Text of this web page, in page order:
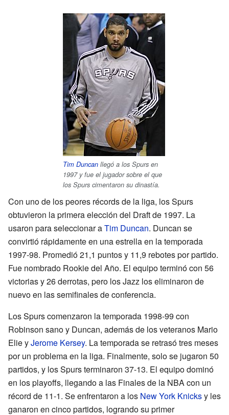
Tim Duncan llegó a los Spurs en
1997 y fue el jugador sobre el que
los Spurs cimentaron su dinastía.
Con uno de los peores récords de la liga, los Spurs
obtuvieron la primera elección del Draft de 1997. La
usaron para seleccionar aTim Duncan. Duncan se
convirtió rápidamente en una estrella en la temporada
1997-98. Promedió 21,1 puntos y 11,9 rebotes por partido.
Fue nombrado Rookie del Año. El equipo terminó con 56
victorias y 26 derrotas, pero los Jazz los eliminaron de
nuevo en las semifinales de conferencia.
Los Spurs comenzaron la temporada 1998-99 con
Robinson sano y Duncan, además de los veteranos Mario
Elie yJerome Kersey. La temporada se retrasó tres meses
por un problema en la liga. Finalmente, solo se jugaron 50
partidos, y los Spurs terminaron 37-13. El equipo dominó
en los playoffs, llegando a las Finales de la NBA con un
récord de 11-1. Se enfrentaron a los New York Knicksy les
ganaron en cinco partidos, logrando su primer